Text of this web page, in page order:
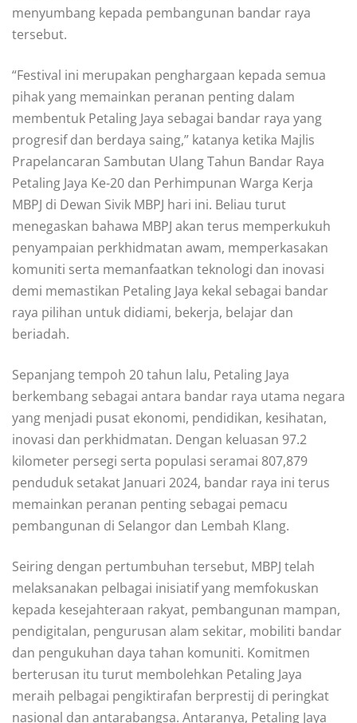
menyumbang kepada pembangunan bandar raya
tersebut.
“Festival ini merupakan penghargaan kepada semua
pihak yang memainkan peranan penting dalam
membentuk Petaling Jaya sebagai bandar raya yang
progresif dan berdaya saing,” katanya ketika Majlis
Prapelancaran Sambutan Ulang Tahun Bandar Raya
Petaling Jaya Ke-20 dan Perhimpunan Warga Kerja
MBPJ di Dewan Sivik MBPJ hari ini. Beliau turut
menegaskan bahawa MBPJ akan terus memperkukuh
penyampaian perkhidmatan awam, memperkasakan
komuniti serta memanfaatkan teknologi dan inovasi
demi memastikan Petaling Jaya kekal sebagai bandar
raya pilihan untuk didiami, bekerja, belajar dan
beriadah.
Sepanjang tempoh 20 tahun lalu, Petaling Jaya
berkembang sebagai antara bandar raya utama negara
yang menjadi pusat ekonomi, pendidikan, kesihatan,
inovasi dan perkhidmatan. Dengan keluasan 97.2
kilometer persegi serta populasi seramai 807,879
penduduk setakat Januari 2024, bandar raya ini terus
memainkan peranan penting sebagai pemacu
pembangunan di Selangor dan Lembah Klang.
Seiring dengan pertumbuhan tersebut, MBPJ telah
melaksanakan pelbagai inisiatif yang memfokuskan
kepada kesejahteraan rakyat, pembangunan mampan,
pendigitalan, pengurusan alam sekitar, mobiliti bandar
dan pengukuhan daya tahan komuniti. Komitmen
berterusan itu turut membolehkan Petaling Jaya
meraih pelbagai pengiktirafan berprestij di peringkat
nasional dan antarabangsa. Antaranya, Petaling Jaya